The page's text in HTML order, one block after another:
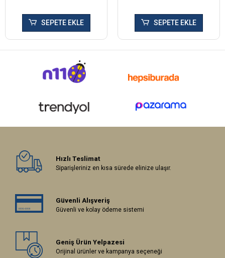
SEPETE EKLE SEPETE EKLE
Hızlı Teslimat
Siparişleriniz en kısa sürede elinize ulaşır.
Güvenli Alışveriş
Güvenli ve kolay ödeme sistemi
Geniş Ürün Yelpazesi
Orijinal ürünler ve kampanya seçeneği